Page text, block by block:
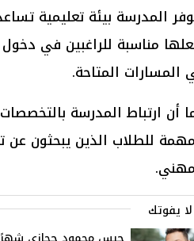
المدرسة بيئة تعليمية
مناسبة للراغبين في
المسارات المتاحة.
أن ارتباط المدرسة
للطلاب الذين يبحثون عن
لا يفوتك